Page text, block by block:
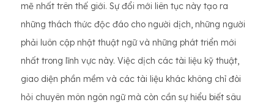
mẽ nhất trên thế giới. Sự đổi mới liên tục này tạo ra
những thách thức độc đáo cho người dịch, những người
phải luôn cập nhật thuật ngữ và những phát triển mới
nhất trong lĩnh vực này. Việc dịch các tài liệu kỹ thuật,
giao diện phần mềm và các tài liệu khác không chỉ đòi
hỏi chuyên môn ngôn ngữ mà còn cần sự hiểu biết sâu